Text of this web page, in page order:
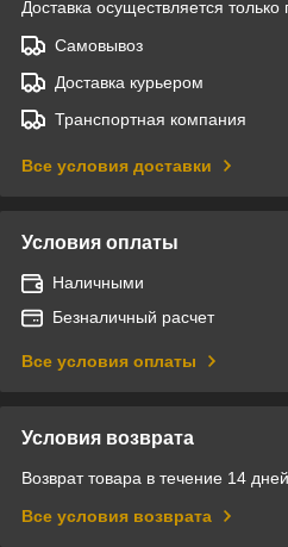
Доставка осуществляется только
Самовывоз
Доставка курьером
Транспортная компания
Все условия доставки
Условия оплаты
Наличными
Безналичный расчет
Все условия оплаты
Условия возврата
Возврат товара в течение 14
Все условия возврата